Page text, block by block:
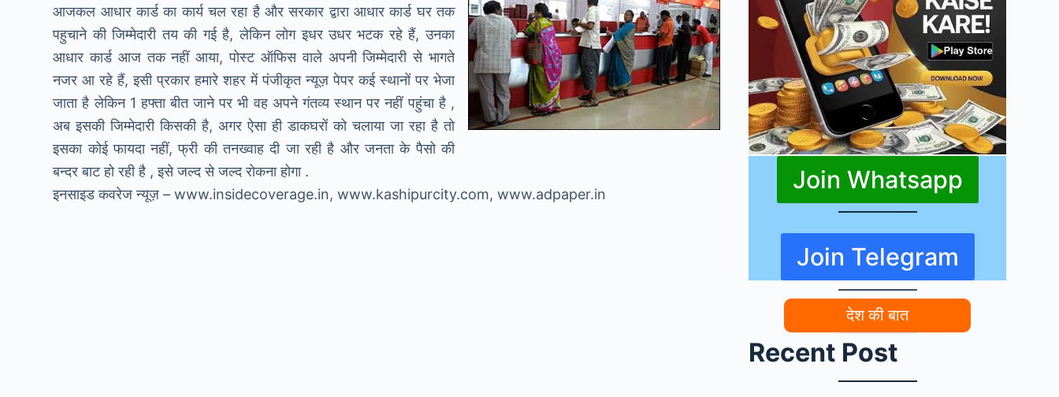
आजकल आधार कार्ड का कार्य चल रहा है और सरकार द्वारा आधार कार्ड घर तक
पहुचाने की जिम्मेदारी तय की गई है, लेकिन लोग इधर उधर भटक रहे हैं, उनका
आधार कार्ड आज तक नहीं आया, पोस्ट ऑफिस वाले अपनी जिम्मेदारी से भागते
नजर आ रहे हैं, इसी प्रकार हमारे शहर में पंजीकृत न्यूज़ पेपर कई स्थानों पर भेजा
जाता है लेकिन 1 हफ्ता बीत जाने पर भी वह अपने गंतव्य स्थान पर नहीं पहुंचा है ,
अब इसकी जिम्मेदारी किसकी है, अगर ऐसा ही डाकघरों को चलाया जा रहा है तो
इसका कोई फायदा नहीं, फ्री की तनख्वाह दी जा रही है और जनता के पैसो की
बन्दर बाट हो रही है , इसे जल्द से जल्द रोकना होगा .
इनसाइड कवरेज न्यूज़ – www.insidecoverage.in, www.kashipurcity.com, www.adpaper.in
Join Whatsapp
Join Telegram
देश की बात
Recent Post